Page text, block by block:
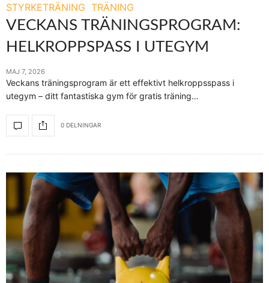
STYRKETRÄNING TRÄNING
VECKANS TRÄNINGSPROGRAM:
HELKROPPSPASS I UTEGYM
MAJ 7, 2026
Veckans träningsprogram är ett effektivt helkroppsspass i
utegym – ditt fantastiska gym för gratis träning…
0 DELNINGAR